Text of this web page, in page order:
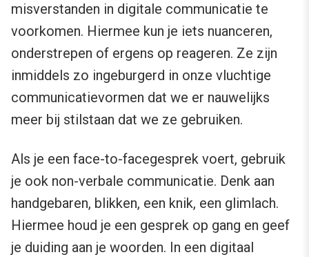
misverstanden in digitale communicatie te
voorkomen. Hiermee kun je iets nuanceren,
onderstrepen of ergens op reageren. Ze zijn
inmiddels zo ingeburgerd in onze vluchtige
communicatievormen dat we er nauwelijks
meer bij stilstaan dat we ze gebruiken.
Als je een face-to-facegesprek voert, gebruik
je ook non-verbale communicatie. Denk aan
handgebaren, blikken, een knik, een glimlach.
Hiermee houd je een gesprek op gang en geef
je duiding aan je woorden. In een digitaal